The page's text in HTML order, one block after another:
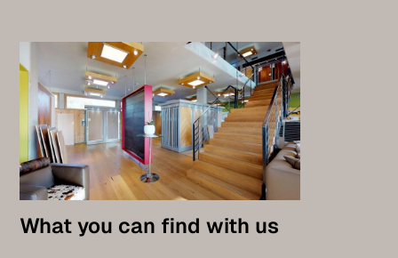
What you can find with us